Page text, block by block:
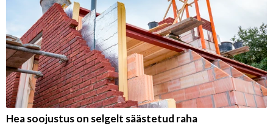
Hea soojustus on selgelt säästetud raha